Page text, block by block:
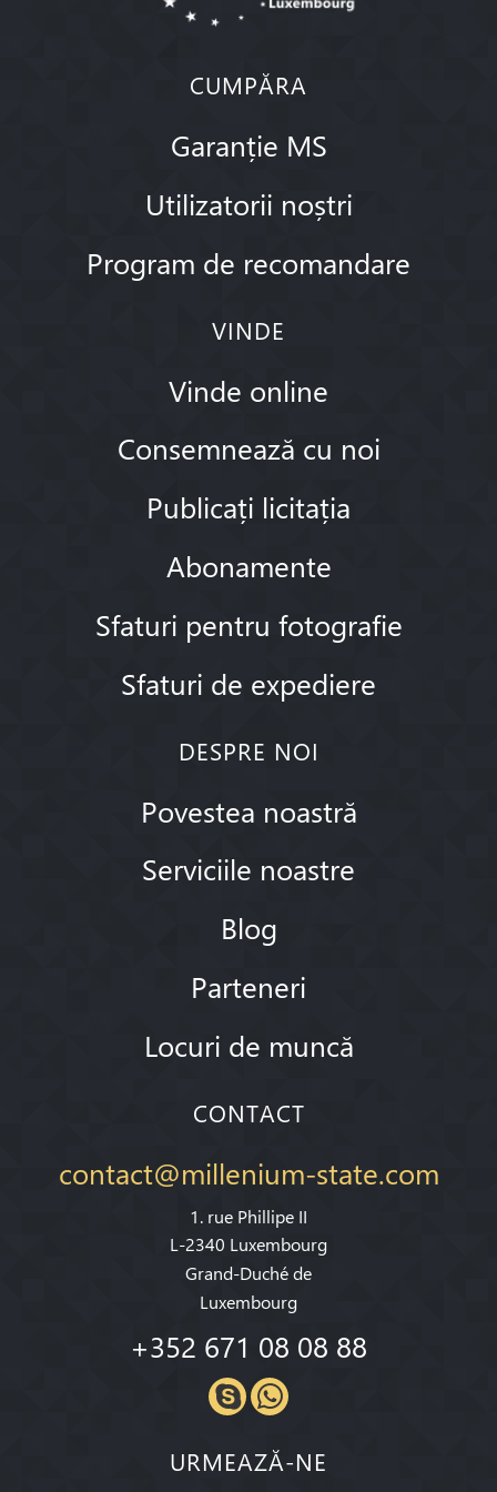
CUMPĂRA
Garanție MS
Utilizatorii noștri
Program de recomandare
VINDE
Vinde online
Consemnează cu noi
Publicați licitația
Abonamente
Sfaturi pentru fotografie
Sfaturi de expediere
DESPRE NOI
Povestea noastră
Serviciile noastre
Blog
Parteneri
Locuri de muncă
CONTACT
contact@millenium-state.com
1. rue Phillipe II
L-2340 Luxembourg
Grand-Duché de
Luxembourg
+352 671 08 08 88
URMEAZĂ-NE